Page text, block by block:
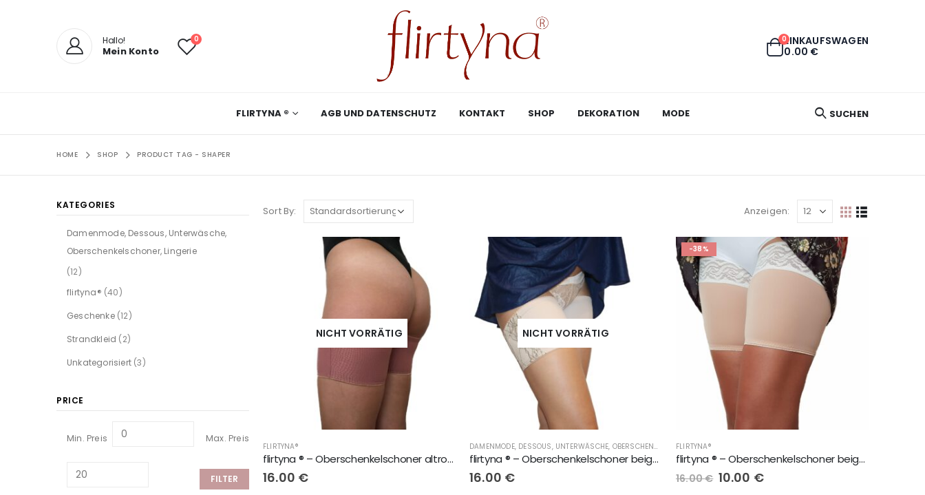
Hallo!
Mein Konto
0 0EINKAUFSWAGEN
0.00 €
FLIRTYNA ® AGB UND DATENSCHUTZ KONTAKT SHOP DEKORATION MODE SUCHEN
HOME SHOP PRODUCT TAG - SHAPER
Sort By: Anzeigen:
NICHT VORRÄTIG
FLIRTYNA®
flirtyna ® – Oberschenkelschoner altrosa
16.00 €
NICHT VORRÄTIG
DAMENMODE, DESSOUS, UNTERWÄSCHE, OBERSCHENKELSCHONER, LINGERIE
flirtyna ® – Oberschenkelschoner beige mit beige Spitze
16.00 €
-38%
FLIRTYNA®
flirtyna ® – Oberschenkelschoner beige mit elastischem weissem Band
16.00€ 10.00 €
KATEGORIES
Damenmode, Dessous, Unterwäsche,
Oberschenkelschoner, Lingerie
(12)
flirtyna® (40)
Geschenke (12)
Strandkleid (2)
Unkategorisiert (3)
PRICE
Min. Preis Max. Preis
FILTER